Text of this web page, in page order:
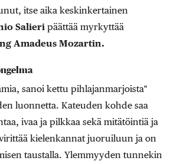
itse aika keskinkertainen
Salieri päättää myrkyttää
Amadeus Mozartin.
sanoi kettu pihlajanmarjoista"
luonnetta. Kateuden kohde saa
ivaa ja pilkkaa sekä mitätöintiä ja
kielenkannat juoruiluun ja on
taustalla. Ylemmyyden tunnekin